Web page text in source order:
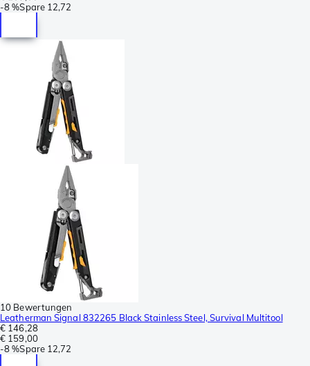
-8 %Spare 12,72
10 Bewertungen
Leatherman Signal 832265 Black Stainless Steel, Survival Multitool
€ 146,28
€ 159,00
-8 %Spare 12,72